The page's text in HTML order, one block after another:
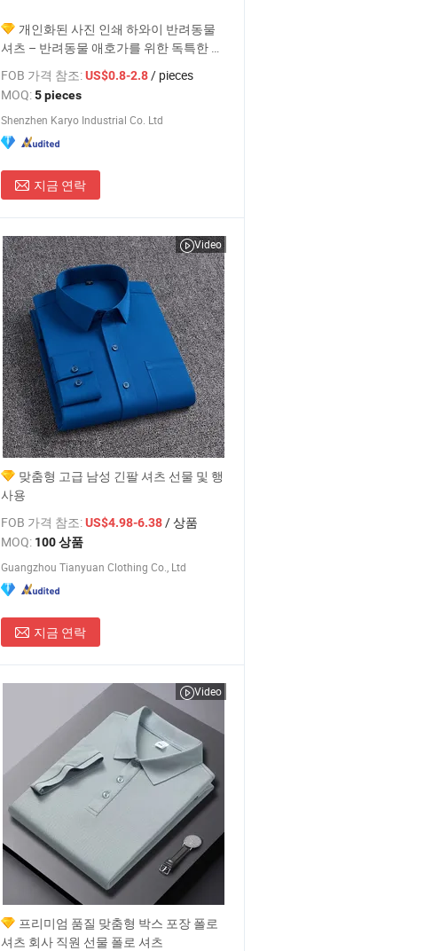
개인화된 사진 인쇄 하와이 반려동물
셔츠 – 반려동물 애호가를 위한 독특한 선
FOB 가격 참조:US$0.8-2.8/ pieces
MOQ:5 pieces
Shenzhen Karyo Industrial Co. Ltd
지금 연락
Video
맞춤형 고급 남성 긴팔 셔츠 선물 및 행
사용
FOB 가격 참조:US$4.98-6.38/ 상품
MOQ: 100 상품
Guangzhou Tianyuan Clothing Co., Ltd
지금 연락
Video
프리미엄 품질 맞춤형 박스 포장 폴로
셔츠 회사 직원 선물 폴로 셔츠